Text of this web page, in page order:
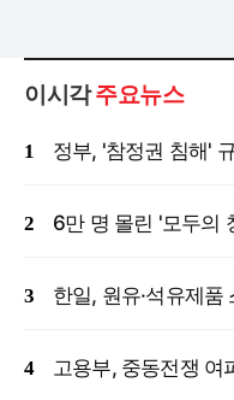
이시각주요뉴스